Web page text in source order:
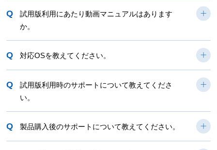
Q
試用版利用にあたり動画マニュアルはあります
か。
Q 対応OSを教えてください。
Q
試用版利用時のサポートについて教えてくださ
い。
Q 製品購入後のサポートについて教えてください。